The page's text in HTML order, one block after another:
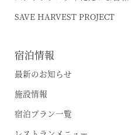
「至福の逸品」
体験＆イベントガイド
イベント・ツアー
体験｜エクスペリエンス
東海エリア
伊東
浜名湖
SAVE HARVEST PROJECT
宿泊情報
最新のお知らせ
施設情報
宿泊プラン一覧